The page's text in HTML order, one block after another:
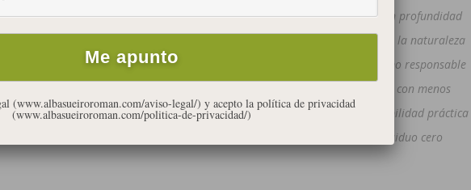
comprar regalos nuevos, con lo cual
el amigo invisible,
sirve para amenizar fiestas de navidad
Post en profundidad
Vida en la naturaleza
Consumo responsable
Vivir con menos
Sostenibilidad práctica
Residuo cero
(www.albasueiroroman.com/aviso-legal/) y acepto la política de privacidad
(www.albasueiroroman.com/politica-de-privacidad/)